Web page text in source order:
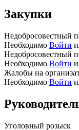
Закупки
Недобросовестный
Необходимо Войти
Недобросовестный
Необходимо Войти
Жалобы на
Необходимо Войти
Уголовный розыск